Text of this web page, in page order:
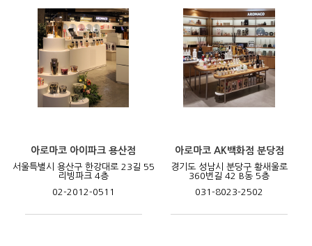
아로마코 아이파크 용산점
서울특별시 용산구 한강대로 23길 55
리빙파크 4층
02-2012-0511
아로마코 AK백화점 분당점
경기도 성남시 분당구 황새울로
360번길 42 B동 5층
031-8023-2502